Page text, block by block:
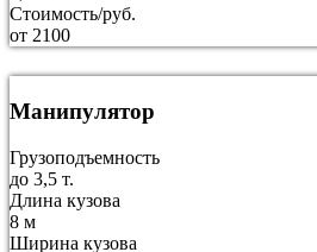
Стоимость/руб.
от 2100
Манипулятор
Грузоподъемность
до 3,5 т.
Длина кузова
8 м
Ширина кузова